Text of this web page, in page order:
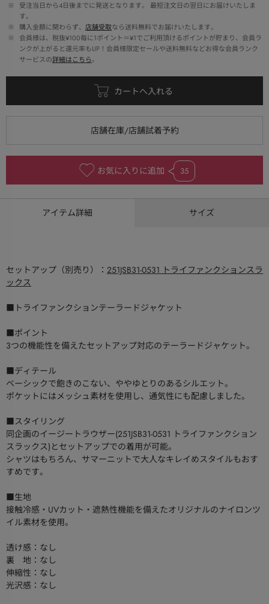
※
受注当日から4日後までに発送となります。 最短注文日の翌日にお届けいたしま
す。
※
購入金額に関わらず、 店舗受取なら送料無料でお届けいたします。
※
会員様は、税抜¥100毎に1ポイント＝¥1でご利用頂けるポイントが貯まり、会員ラ
ンクが上がると還元率もUP！会員様限定セールや送料無料などお得な会員ランク
サービスの詳細はこちら。
お気に入りに追加 35
アイテム詳細 サイズ
セットアップ（別売り）： 251JSB31-0531 トライファンクションスラ
ックス
■トライファンクションテーラードジャケット
■ポイント
3つの機能性を備えたセットアップ対応のテーラードジャケット。
■ディテール
ベーシックで飽きのこない、ややゆとりのあるシルエット。
ポケットにはメッシュ素材を使用し、通気性にも配慮しました。
■スタイリング
同企画のイージートラウザー(251JSB31-0531 トライファンクション
スラックス)とセットアップでの着用が可能。
シャツはもちろん、サマーニットで大人なキレイめスタイルもおす
すめです。
■生地
接触冷感・UVカット・遮熱性機能を備えたオリジナルのナイロンツ
イル素材を使用。
透け感：なし
裏 地：なし
伸縮性：なし
光沢感：なし